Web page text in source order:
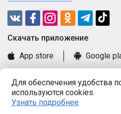
Для обеспечения удобства
используются cookies.
Узнать подробнее
Cкачать приложение
App store
Google
Книга замечаний и предложений
Правила и документы